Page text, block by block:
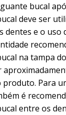
bucal
deve ser
dentes e o uso
na tampa
Para
é
entre os